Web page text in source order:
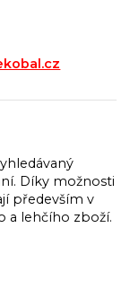
Díky možnosti
především v
a lehčího zboží.